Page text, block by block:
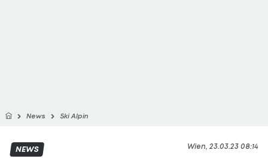
News Ski Alpin
Wien, 23.03.23 08:14
NEWS